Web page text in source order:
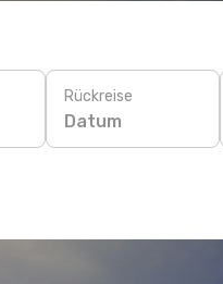
Rückreise
Datum